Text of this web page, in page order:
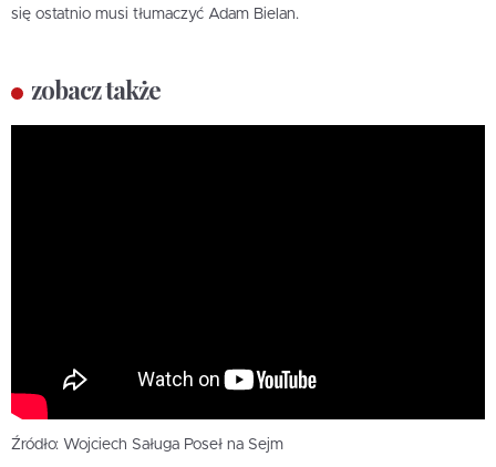
się ostatnio musi tłumaczyć Adam Bielan.
zobacz także
Źródło: Wojciech Saługa Poseł na Sejm